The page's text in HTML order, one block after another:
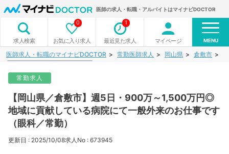
医師の求人・転職・アルバイトはマイナビDOCTOR
求人検索 お気に入り求人
0
最近見た求人
1
マイページ MENU
医師求人・転職のマイナビDOCTOR 常勤医師求人 岡山県 倉敷市
常勤求人
【岡山県／倉敷市】週5日・900万～1,500万円◎
地域に貢献している病院にて一般外来のお仕事です
（眼科／常勤）
更新日 : 2025/10/08求人No : 673945